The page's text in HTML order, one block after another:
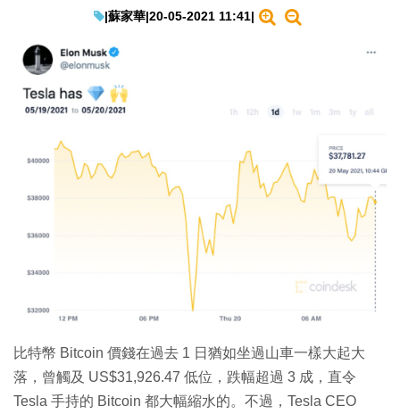
EduTech
生成式AI與雲端應用
Enterprise Digital Transformation
|蘇家華|20-05-2021 11:41|
比特幣 Bitcoin 價錢在過去 1 日猶如坐過山車一樣大起大
落，曾觸及 US$31,926.47 低位，跌幅超過 3 成，直令
Tesla 手持的 Bitcoin 都大幅縮水的。不過，Tesla CEO